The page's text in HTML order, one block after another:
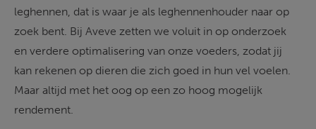
leghennen, dat is waar je als leghennenhouder naar op
zoek bent. Bij Aveve zetten we voluit in op onderzoek
en verdere optimalisering van onze voeders, zodat jij
kan rekenen op dieren die zich goed in hun vel voelen.
Maar altijd met het oog op een zo hoog mogelijk
rendement.